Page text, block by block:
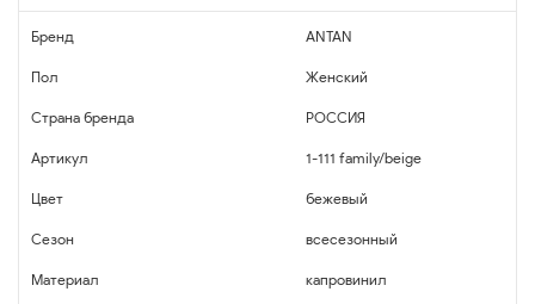
Бренд ANTAN
Пол Женский
Страна бренда РОССИЯ
Артикул 1-111 family/beige
Цвет бежевый
Сезон всесезонный
Материал капровинил